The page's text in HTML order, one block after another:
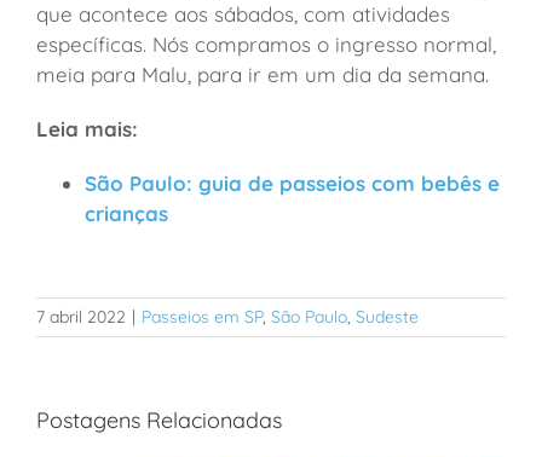
que acontece aos sábados, com atividades
específicas. Nós compramos o ingresso normal,
meia para Malu, para ir em um dia da semana.
Leia mais:
São Paulo: guia de passeios com bebês e
crianças
7 abril 2022 | Passeios em SP, São Paulo, Sudeste
Postagens Relacionadas